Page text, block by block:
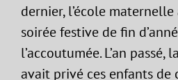
dernier, l’école maternelle
soirée festive de fin
l’accoutumée. L’an
avait privé ces enfants de